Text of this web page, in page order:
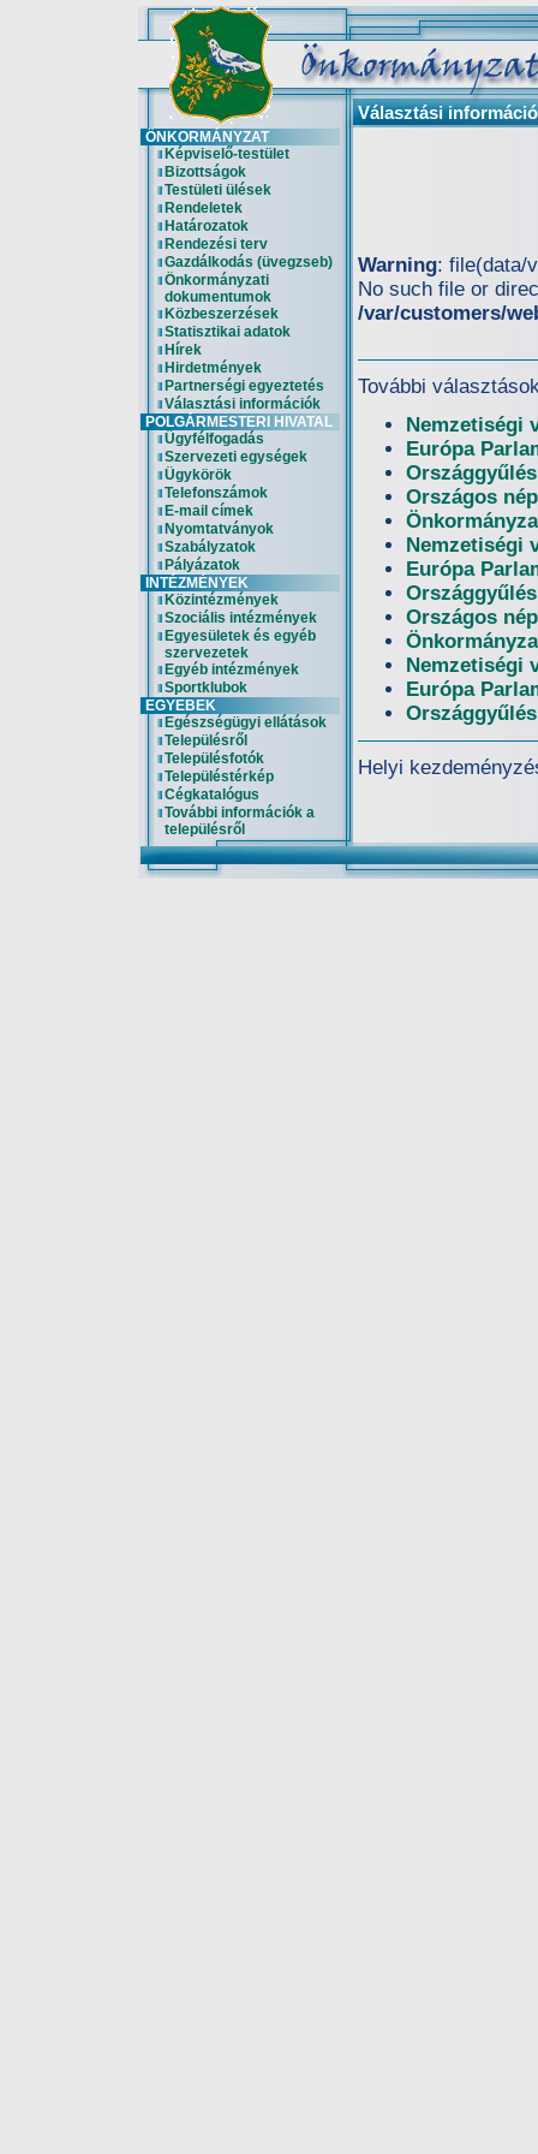
Választási
ÖNKORMÁNYZAT
Képviselő-testület
Bizottságok
Testületi ülések
Rendeletek
Határozatok
Rendezési terv
Gazdálkodás (üvegzseb)
Önkormányzati
dokumentumok
Közbeszerzések
Statisztikai adatok
Hírek
Hirdetmények
Partnerségi egyeztetés
Választási információk
POLGÁRMESTERI HIVATAL
Ügyfélfogadás
Szervezeti egységek
Ügykörök
Telefonszámok
E-mail címek
Nyomtatványok
Szabályzatok
Pályázatok
INTÉZMÉNYEK
Közintézmények
Szociális intézmények
Egyesületek és egyéb
szervezetek
Egyéb intézmények
Sportklubok
EGYEBEK
Egészségügyi ellátások
Településről
Településfotók
Településtérkép
Cégkatalógus
További információk a
településről
Warning: file(data/
No such file or
/var/customers/
További
Nemzetiségi
Európa
Országos
Nemzetiségi
Európa
Országos
Nemzetiségi
Európa
Helyi